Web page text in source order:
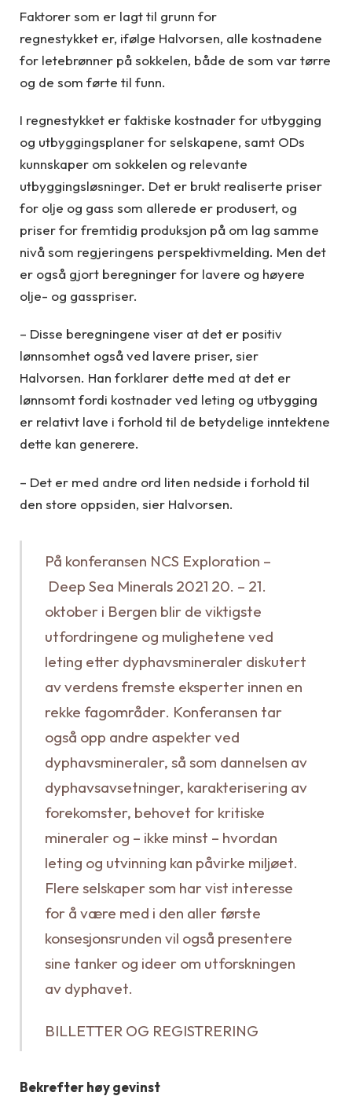
Faktorer som er lagt til grunn for
regnestykket er, ifølge Halvorsen, alle kostnadene
for letebrønner på sokkelen, både de som var tørre
og de som førte til funn.
I regnestykket er faktiske kostnader for utbygging
og utbyggingsplaner for selskapene, samt ODs
kunnskaper om sokkelen og relevante
utbyggingsløsninger. Det er brukt realiserte priser
for olje og gass som allerede er produsert, og
priser for fremtidig produksjon på om lag samme
nivå som regjeringens perspektivmelding. Men det
er også gjort beregninger for lavere og høyere
olje- og gasspriser.
– Disse beregningene viser at det er positiv
lønnsomhet også ved lavere priser, sier
Halvorsen. Han forklarer dette med at det er
lønnsomt fordi kostnader ved leting og utbygging
er relativt lave i forhold til de betydelige inntektene
dette kan generere.
– Det er med andre ord liten nedside i forhold til
den store oppsiden, sier Halvorsen.
På konferansen NCS Exploration –
Deep Sea Minerals 2021 20. – 21.
oktober i Bergen blir de viktigste
utfordringene og mulighetene ved
leting etter dyphavsmineraler diskutert
av verdens fremste eksperter innen en
rekke fagområder. Konferansen tar
også opp andre aspekter ved
dyphavsmineraler, så som dannelsen av
dyphavsavsetninger, karakterisering av
forekomster, behovet for kritiske
mineraler og – ikke minst – hvordan
leting og utvinning kan påvirke miljøet.
Flere selskaper som har vist interesse
for å være med i den aller første
konsesjonsrunden vil også presentere
sine tanker og ideer om utforskningen
av dyphavet.
BILLETTER OG REGISTRERING
Bekrefter høy gevinst